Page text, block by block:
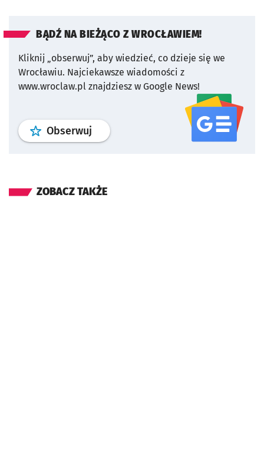
BĄDŹ NA BIEŻĄCO Z WROCŁAWIEM!
Kliknij „obserwuj”, aby wiedzieć, co dzieje się we
Wrocławiu. Najciekawsze wiadomości z
www.wroclaw.pl znajdziesz w Google News!
Obserwuj profil serwisu
ZOBACZ TAKŻE